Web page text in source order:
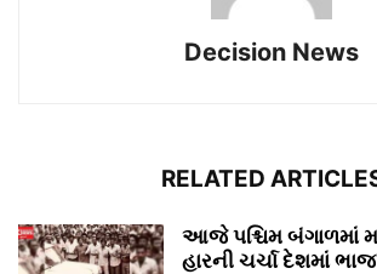
Decision News
RELATED
આજે પશ્ચિમ બંગાળમાં
હારની ચર્ચા દેશમાં